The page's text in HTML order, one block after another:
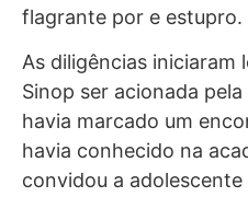
flagrante por e estupro.
As diligências iniciaram
Sinop ser acionada
havia marcado um
havia conhecido na
convidou a